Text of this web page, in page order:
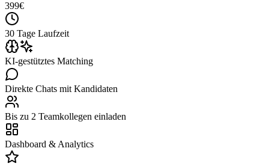
399€
30 Tage Laufzeit
KI-gestütztes Matching
Direkte Chats mit Kandidaten
Bis zu 2 Teamkollegen einladen
Dashboard & Analytics